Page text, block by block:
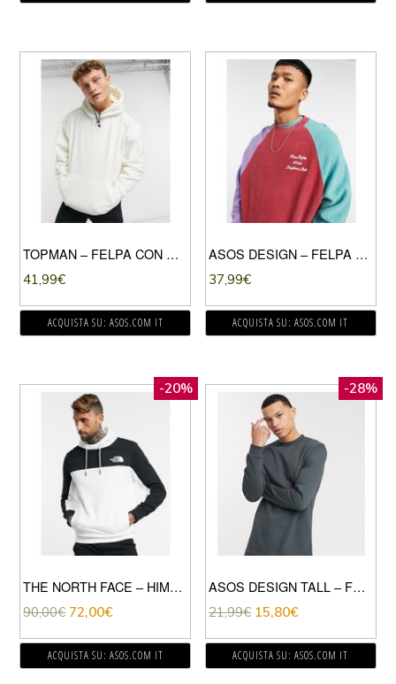
TOPMAN – FELPA CON CAPPUCCIO IN PILE ÉCRU-GRIGIO PIETRA
41,99€
ACQUISTA SU: ASOS.COM IT
ASOS DESIGN – FELPA OVERSIZE COLORBLOCK LAVAGGIO ACIDO CON STAMPA SUL PETTO-NERO
37,99€
ACQUISTA SU: ASOS.COM IT
-20%
THE NORTH FACE – HIMALAYAN – FELPA CON CAPPUCCIO BIANCA-BIANCO
90,00€ 72,00€
ACQUISTA SU: ASOS.COM IT
-28%
ASOS DESIGN TALL – FELPA LUNGA NERO SLAVATO CON SPACCHETTI SUL FONDO-GRIGIO
21,99€ 15,80€
ACQUISTA SU: ASOS.COM IT